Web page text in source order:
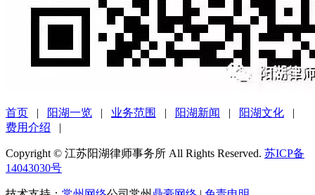
首页 | 阳湖一览 | 业务范围 | 阳湖新闻 | 阳湖文化 |
费用介绍 |
Copyright © 江苏阳湖律师事务所 All Rights Reserved. 苏ICP备
14043030号